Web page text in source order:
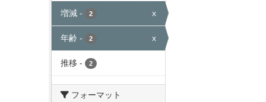
増減 - 2 x
年齢 - 2 x
推移 - 2
フォーマット